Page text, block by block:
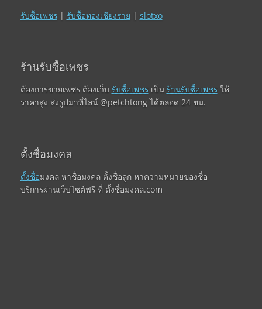
รับซื้อเพชร| รับซื้อทองเชียงราย | slotxo
ร้านรับซื้อเพชร
ต้องการขายเพชร ต้องเว็บ รับซื้อเพชรเป็น ร้านรับซื้อเพชรให้
ราคาสูง ส่งรูปมาที่ไลน์ @petchtong ได้ตลอด 24 ชม.
ตั้งชื่อมงคล
ตั้งชื่อมงคล หาชื่อมงคล ตั้งชื่อลูก หาความหมายของชื่อ
บริการผ่านเว็บไซต์ฟรี ที่ ตั้งชื่อมงคล.com